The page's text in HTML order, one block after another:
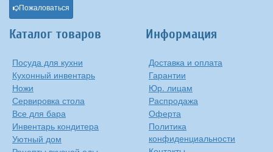
Пожаловаться
Каталог товаров
Посуда для кухни
Кухонный инвентарь
Ножи
Сервировка стола
Все для бара
Инвентарь кондитера
Уютный дом
Информация
Доставка и оплата
Гарантии
Юр. лицам
Распродажа
Оферта
Политика
конфиденциальности